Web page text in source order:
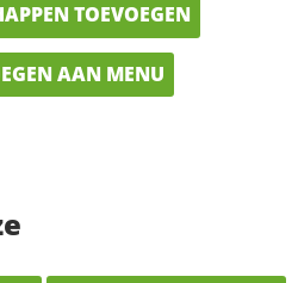
TOEVOEGEN
AAN MENU